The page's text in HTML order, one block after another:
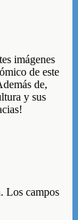
imágenes
de este
de,
y sus
Los campos